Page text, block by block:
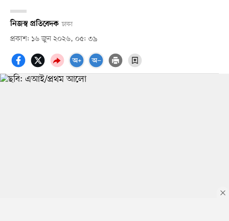
নিজস্ব প্রতিবেদক ঢাকা
প্রকাশ: ১৬ জুন ২০২৬, ০৫: ৩৯